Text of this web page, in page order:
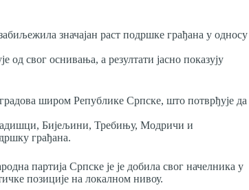
значајан раст подршке грађана у односу
свог оснивања, а резултати јасно показују
широм Републике Српске, што потврђује да
Бијељини, Требињу, Модричи и
грађана.
партија Српске је је добила свог начелника у
позиције на локалном нивоу.